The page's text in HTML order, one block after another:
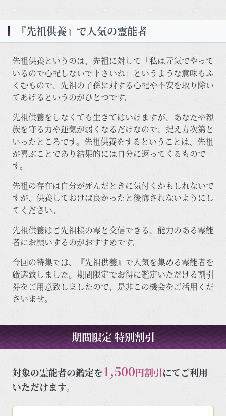
『先祖供養』で人気の霊能者
先祖供養というのは、先祖に対して「私は元気でやって
いるので心配しないで下さいね」というような意味もふ
くむもので、先祖の子孫に対する心配や不安を取り除い
てあげるというのがひとつです。
先祖供養をしなくても生きてはいけますが、あなたや親
族を守る力や運気が弱くなるだけなので、捉え方次第と
いったところです。先祖供養をするということは、先祖
が喜ぶことであり結果的には自分に返ってくるもので
す。
先祖の存在は自分が死んだときに気付くかもしれないで
すが、供養しておけば良かったと後悔されないようにし
てください。
先祖供養はご先祖様の霊と交信できる、能力のある霊能
者にお願いするのがおすすめです。
今回の特集では、『先祖供養』で人気を集める霊能者を
厳選致しました。期間限定でお得に鑑定いただける割引
券をご用意致しましたので、是非この機会をご活用くだ
さいませ。
期間限定 特別割引
対象の霊能者の鑑定を1,500円割引にてご利用
いただけます。